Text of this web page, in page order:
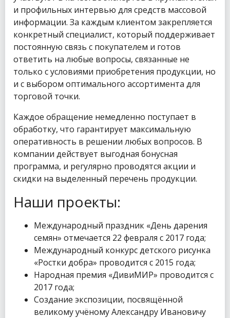
и профильных интервью для средств массовой
информации. За каждым клиентом закрепляется
конкретный специалист, который поддерживает
постоянную связь с покупателем и готов
ответить на любые вопросы, связанные не
только с условиями приобретения продукции, но
и с выбором оптимального ассортимента для
торговой точки.
Каждое обращение немедленно поступает в
обработку, что гарантирует максимальную
оперативность в решении любых вопросов. В
компании действует выгодная бонусная
программа, и регулярно проводятся акции и
скидки на выделенный перечень продукции.
Наши проекты:
Международный праздник «День дарения
семян» отмечается 22 февраля с 2017 года;
Международный конкурс детского рисунка
«Ростки добра» проводится с 2015 года;
Народная премия «ДивиМИР» проводится с
2017 года;
Создание экспозиции, посвящённой
великому учёному Александру Ивановичу